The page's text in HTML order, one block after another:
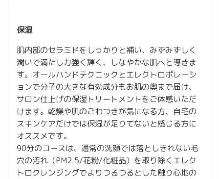
保湿
肌内部のセラミドをしっかりと補い、みずみずしく
潤いで満たし力強く輝く、しなやかな肌へと導きま
す。オールハンドテクニックとエレクトロポレーシ
ョンで分子の大きな有効成分もお肌の奥まで届け、
サロン仕上げの保湿トリートメントをご体感いただ
けます。乾燥や肌のごわつきが気になる方、自宅の
スキンケアだけでは保湿が足りてないと感じる方に
オススメです。
90分のコースは、通常の洗顔では落としきれない毛
穴の汚れ（PM2.5/花粉/化粧品）を取り除くエレク
トロクレンジングでよりつるつるとした触り心地の